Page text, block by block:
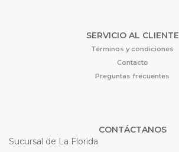
SERVICIO AL CLIENTE
Términos y condiciones
Contacto
Preguntas frecuentes
CONTÁCTANOS
Sucursal de La Florida